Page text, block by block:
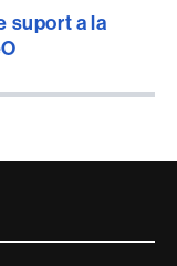
suport a la